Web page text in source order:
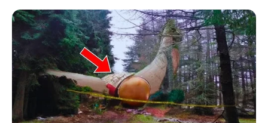
YouTube:Tesher Official
Fakta Menarik
Berasal dari keluarga India.
Orang tuanya berasal dari Punjab.
Saat masih kecil, ia sering menemani ayahnya ke beberapa